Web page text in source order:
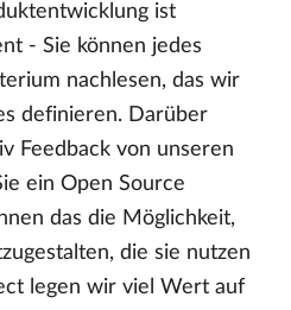
ist
- Sie können jedes
nachlesen, das wir
definieren. Darüber
Feedback von unseren
ein Open Source
das die Möglichkeit,
die sie nutzen
legen wir viel Wert auf